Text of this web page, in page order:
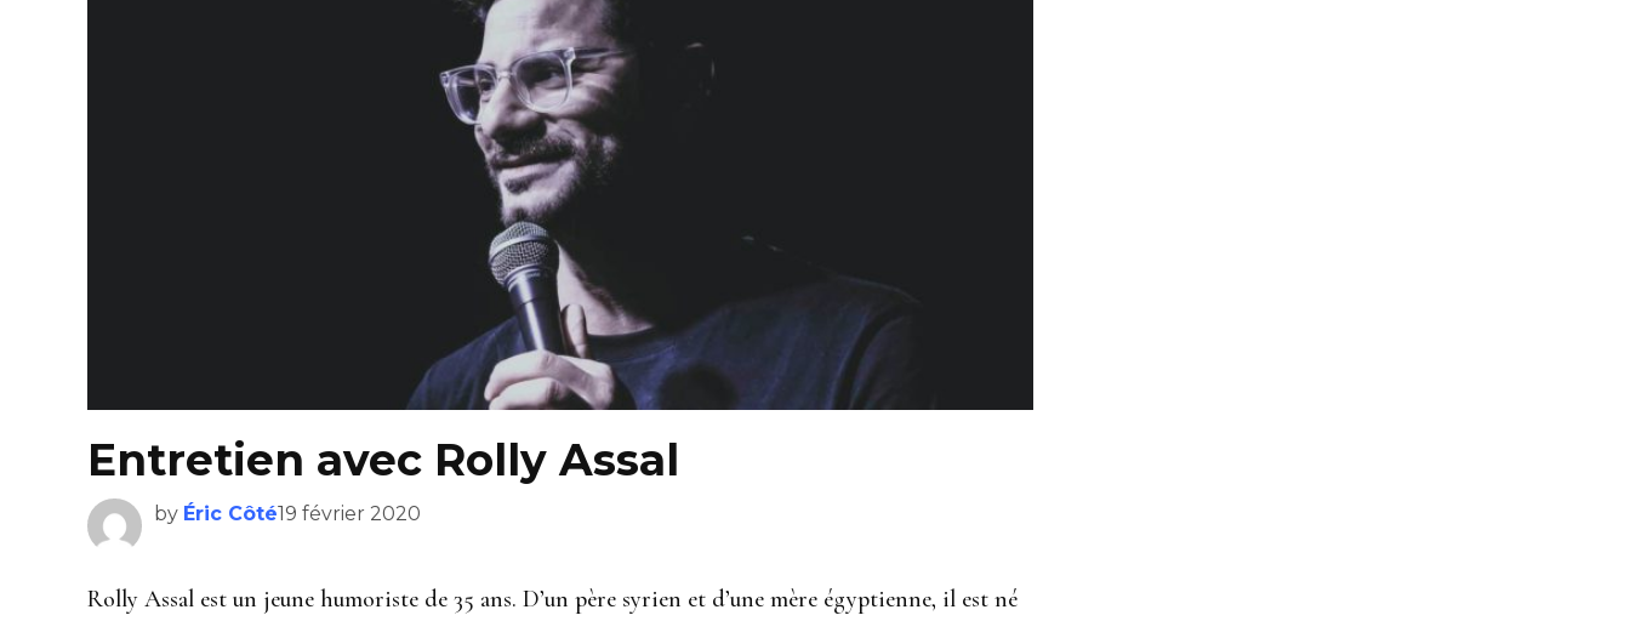
Entretien avec Rolly Assal
by Éric Côté19 février 2020
Rolly Assal est un jeune humoriste de 35 ans. D’un père syrien et d’une mère égyptienne, il est né